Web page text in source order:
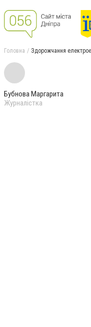
Головна Здорожчання
Бубнова Маргарита
Журналістка